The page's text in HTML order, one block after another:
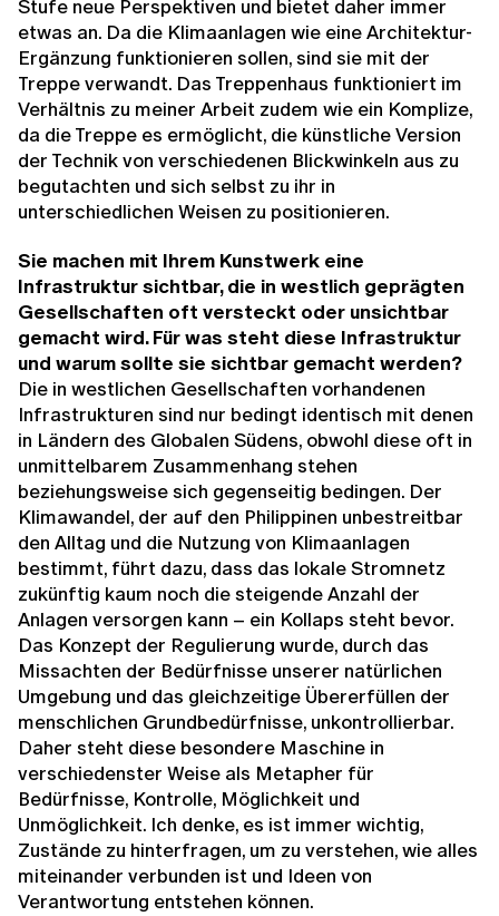
Stufe neue Perspektiven und bietet daher immer
etwas an. Da die Klimaanlagen wie eine Architektur-
Ergänzung funktionieren sollen, sind sie mit der
Treppe verwandt. Das Treppenhaus funktioniert im
Verhältnis zu meiner Arbeit zudem wie ein Komplize,
da die Treppe es ermöglicht, die künstliche Version
der Technik von verschiedenen Blickwinkeln aus zu
begutachten und sich selbst zu ihr in
unterschiedlichen Weisen zu positionieren.
Sie machen mit Ihrem Kunstwerk eine
Infrastruktur sichtbar, die in westlich geprägten
Gesellschaften oft versteckt oder unsichtbar
gemacht wird. Für was steht diese Infrastruktur
und warum sollte sie sichtbar gemacht werden?
Die in westlichen Gesellschaften vorhandenen
Infrastrukturen sind nur bedingt identisch mit denen
in Ländern des Globalen Südens, obwohl diese oft in
unmittelbarem Zusammenhang stehen
beziehungsweise sich gegenseitig bedingen. Der
Klimawandel, der auf den Philippinen unbestreitbar
den Alltag und die Nutzung von Klimaanlagen
bestimmt, führt dazu, dass das lokale Stromnetz
zukünftig kaum noch die steigende Anzahl der
Anlagen versorgen kann – ein Kollaps steht bevor.
Das Konzept der Regulierung wurde, durch das
Missachten der Bedürfnisse unserer natürlichen
Umgebung und das gleichzeitige Übererfüllen der
menschlichen Grundbedürfnisse, unkontrollierbar.
Daher steht diese besondere Maschine in
verschiedenster Weise als Metapher für
Bedürfnisse, Kontrolle, Möglichkeit und
Unmöglichkeit. Ich denke, es ist immer wichtig,
Zustände zu hinterfragen, um zu verstehen, wie alles
miteinander verbunden ist und Ideen von
Verantwortung entstehen können.